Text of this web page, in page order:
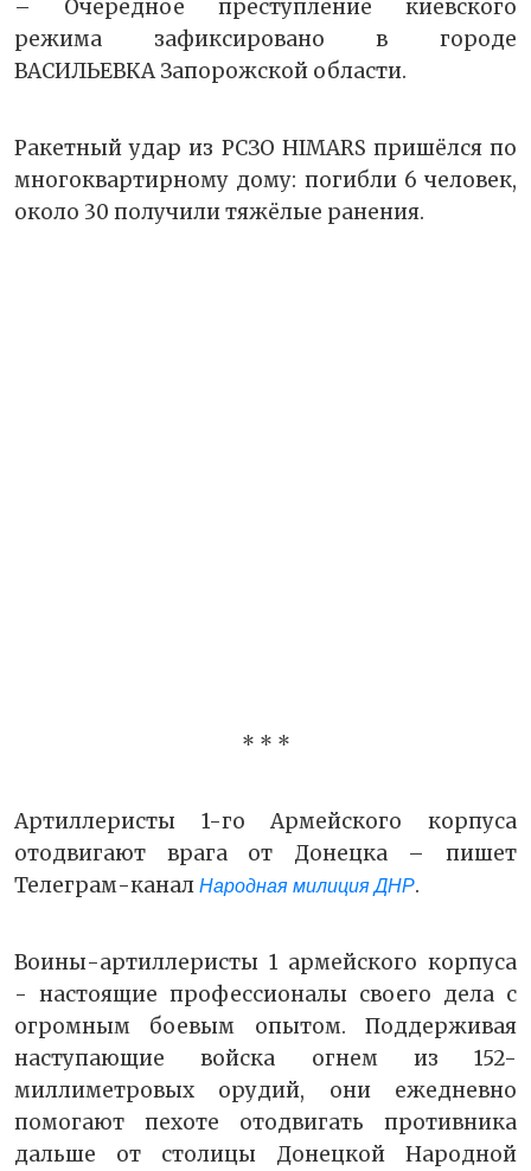
– Очередное преступление киевского
режима зафиксировано в городе
ВАСИЛЬЕВКА Запорожской области.
Ракетный удар из РСЗО HIMARS пришёлся по
многоквартирному дому: погибли 6 человек,
около 30 получили тяжёлые ранения.
* * *
Артиллеристы 1-го Армейского корпуса
отодвигают врага от Донецка – пишет
Телеграм-канал Народная милиция ДНР.
Воины-артиллеристы 1 армейского корпуса
- настоящие профессионалы своего дела с
огромным боевым опытом. Поддерживая
наступающие войска огнем из 152-
миллиметровых орудий, они ежедневно
помогают пехоте отодвигать противника
дальше от столицы Донецкой Народной